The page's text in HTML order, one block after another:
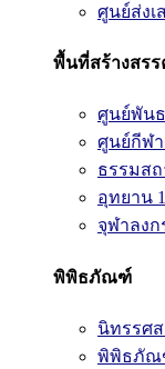
ศูนย์ส่งเ
พื้นที่สร้างสรร
ศูนย์พัน
ศูนย์กีฬ
ธรรมส
อุทยาน
จุฬาลง
พิพิธภัณฑ์
นิทรรศ
พิพิธภัณ